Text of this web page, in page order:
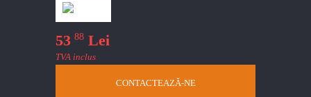
53 88 Lei
TVA inclus
CONTACTEAZĂ-NE